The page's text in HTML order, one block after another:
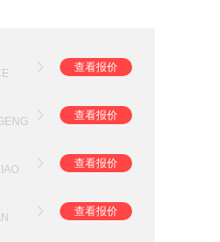
查看报价
查看报价
查看报价
查看报价